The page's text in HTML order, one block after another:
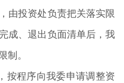
由投资处负责把关落实限
成、退出负面清单后，我
制。
程序向我委申请调整资